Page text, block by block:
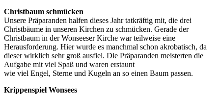
Christbaum schmücken
Unsere Präparanden halfen dieses Jahr tatkräftig mit, die drei
Christbäume in unseren Kirchen zu schmücken. Gerade der
Christbaum in der Wonseeser Kirche war teilweise eine
Herausforderung. Hier wurde es manchmal schon akrobatisch, da
dieser wirklich sehr groß ausfiel. Die Präparanden meisterten die
Aufgabe mit viel Spaß und waren erstaunt
wie viel Engel, Sterne und Kugeln an so einen Baum passen.
Krippenspiel Wonsees